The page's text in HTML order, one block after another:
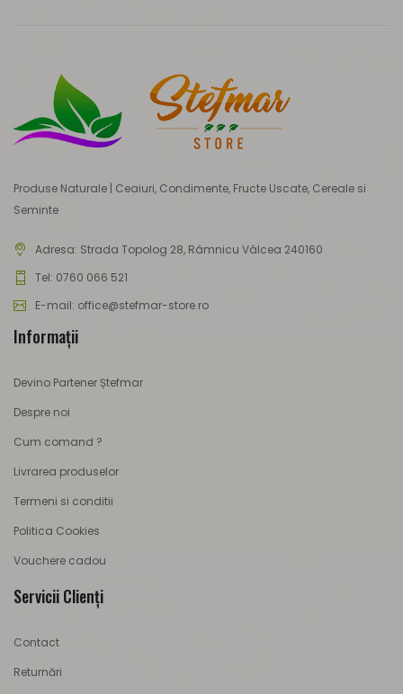
Produse Naturale | Ceaiuri, Condimente, Fructe Uscate, Cereale si
Seminte
Adresa: Strada Topolog 28, Râmnicu Vâlcea 240160
Tel: 0760 066 521
E-mail: office@stefmar-store.ro
Informaţii
Devino Partener Ștefmar
Despre noi
Cum comand ?
Livrarea produselor
Termeni si conditii
Politica Cookies
Vouchere cadou
Servicii Clienţi
Contact
Returnări